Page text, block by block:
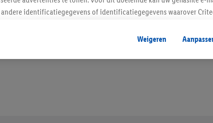
identificatiegegevens of identificatiegegevens waarover
kunnen advertenties in het kader van retargeting, d.w.z. advertenties
door het product in de webshop aan uw winkelmandje toe
apparaten en verschillende Lidl-diensten worden
Weigeren